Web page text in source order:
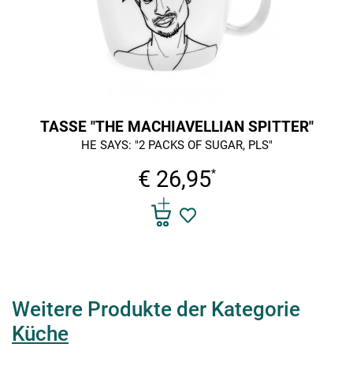
TASSE "THE MACHIAVELLIAN SPITTER"
HE SAYS: "2 PACKS OF SUGAR, PLS"
€ 26,95*
Weitere Produkte der Kategorie
Küche